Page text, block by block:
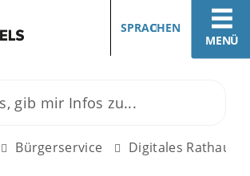
MENÜ
SPRACHEN
Bürgerservice Digitales Rathaus